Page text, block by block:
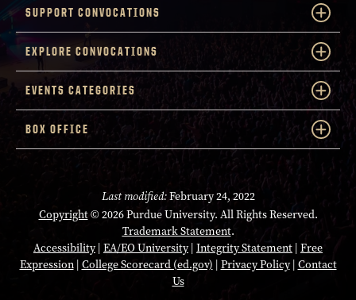
SUPPORT CONVOCATIONS
EXPLORE CONVOCATIONS
EVENTS CATEGORIES
BOX OFFICE
Last modified:February 24, 2022
Copyright© 2026 Purdue University. All Rights Reserved.
Trademark Statement.
Accessibility | EA/EO University| Integrity Statement | Free
Expression| College Scorecard (ed.gov) | Privacy Policy| Contact
Us